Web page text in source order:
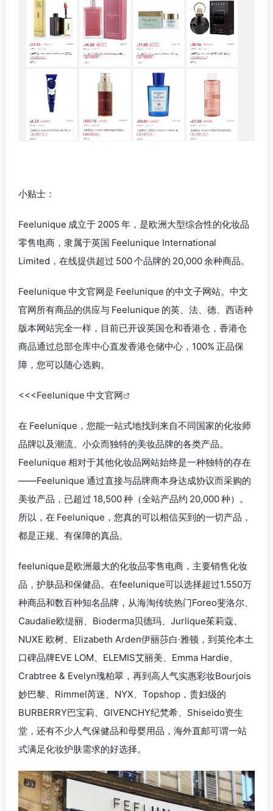
小贴士：
Feelunique 成立于 2005 年，是欧洲大型综合性的化妆品
零售电商，隶属于英国 Feelunique International
Limited，在线提供超过 500 个品牌的 20,000 余种商品。
Feelunique 中文官网是 Feelunique 的中文子网站。中文
官网所有商品的供应与 Feelunique 的英、法、德、西语种
版本网站完全一样，目前已开设英国仓和香港仓，香港仓
商品通过总部仓库中心直发香港仓储中心，100% 正品保
障，您可以随心选购。
<<<Feelunique 中文官网
在 Feelunique，您能一站式地找到来自不同国家的化妆师
品牌以及潮流、小众而独特的美妆品牌的各类产品。
Feelunique 相对于其他化妆品网站始终是一种独特的存在
——Feelunique 通过直接与品牌商本身达成协议而采购的
美妆产品，已超过 18,500 种（全站产品约 20,000 种）。
所以，在 Feelunique，您真的可以相信买到的一切产品，
都是正规、有保障的真品。
feelunique是欧洲最大的化妆品零售电商，主要销售化妆
品，护肤品和保健品。在feelunique可以选择超过1.550万
种商品和数百种知名品牌，从海淘传统热门Foreo斐洛尔、
Caudalie欧缇丽、Bioderma贝德玛、Jurlique茱莉蔻、
NUXE 欧树、Elizabeth Arden伊丽莎白·雅顿，到英伦本土
口碑品牌EVE LOM、ELEMIS艾丽美、Emma Hardie、
Crabtree & Evelyn瑰柏翠，再到高人气实惠彩妆Bourjois
妙巴黎、Rimmel芮迷、NYX、Topshop，贵妇级的
BURBERRY巴宝莉、GIVENCHY纪梵希、Shiseido资生
堂，还有不少人气保健品和母婴用品，海外直邮可谓一站
式满足化妆护肤需求的好选择。